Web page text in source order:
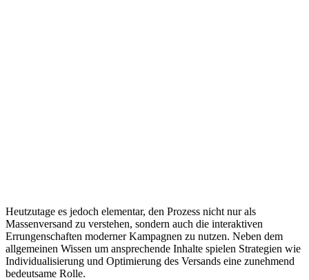
Heutzutage es jedoch elementar, den Prozess nicht nur als
Massenversand zu verstehen, sondern auch die interaktiven
Errungenschaften moderner Kampagnen zu nutzen. Neben dem
allgemeinen Wissen um ansprechende Inhalte spielen Strategien wie
Individualisierung und Optimierung des Versands eine zunehmend
bedeutsame Rolle.